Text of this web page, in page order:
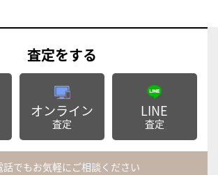
査定をする
オンライン
査定
LINE
査定
話でもお気軽にご相談ください